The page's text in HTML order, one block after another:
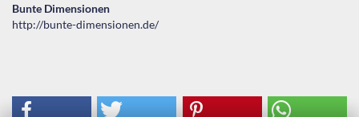
Bunte Dimensionen
http://bunte-dimensionen.de/